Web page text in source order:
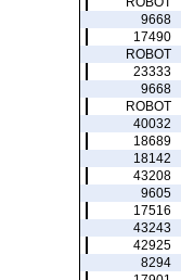
9668
17490
ROBOT
23333
9668
ROBOT
40032
18689
18142
43208
9605
17516
43243
42925
8294